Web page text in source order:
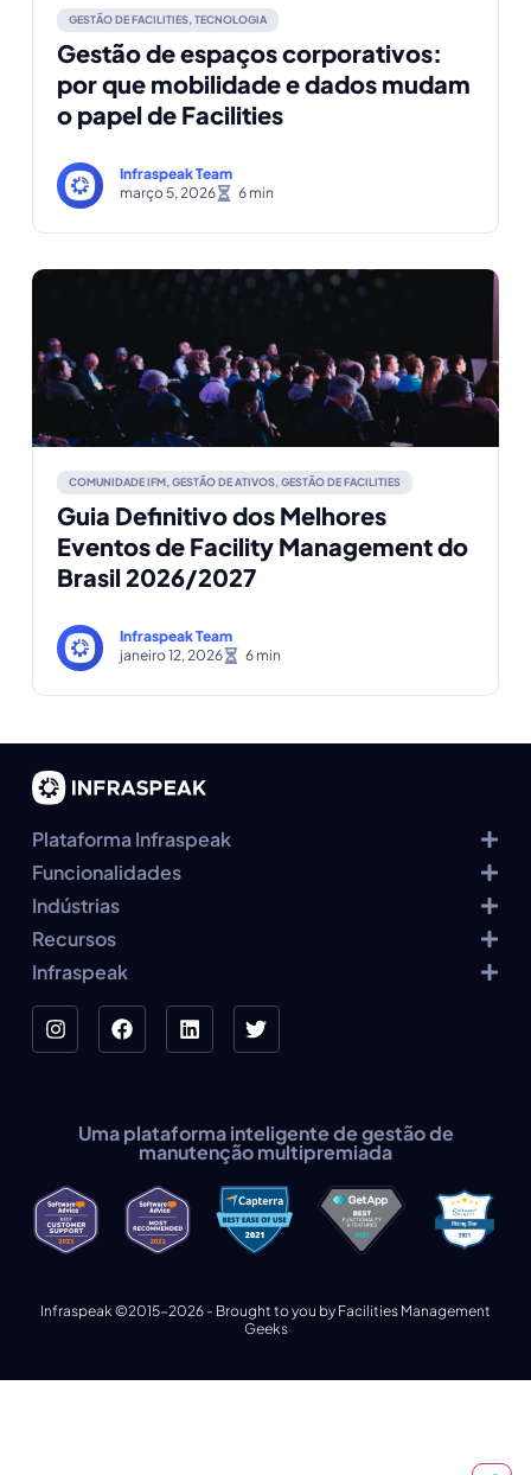
GESTÃO DE FACILITIES, TECNOLOGIA
Gestão de espaços corporativos:
por que mobilidade e dados mudam
o papel de Facilities
Infraspeak Team
março 5, 2026
COMUNIDADE IFM,GESTÃO DE ATIVOS,GESTÃO DE FACILITIES
Guia Definitivo dos Melhores
Eventos de Facility Management do
Brasil 2026/2027
Infraspeak Team
janeiro 12, 2026
Plataforma Infraspeak
Funcionalidades
Indústrias
Recursos
Infraspeak
Uma plataforma inteligente de gestão de
manutenção multipremiada
Infraspeak ©2015-2026 - Brought to you by Facilities Management
Geeks